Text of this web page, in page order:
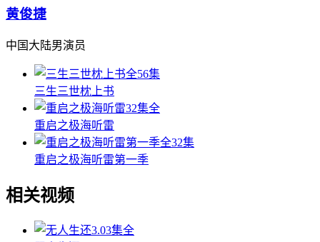
黄俊捷
中国大陆男演员
全56集
三生三世枕上书
32集全
重启之极海听雷
全32集
重启之极海听雷第一季
相关视频
3.03集全